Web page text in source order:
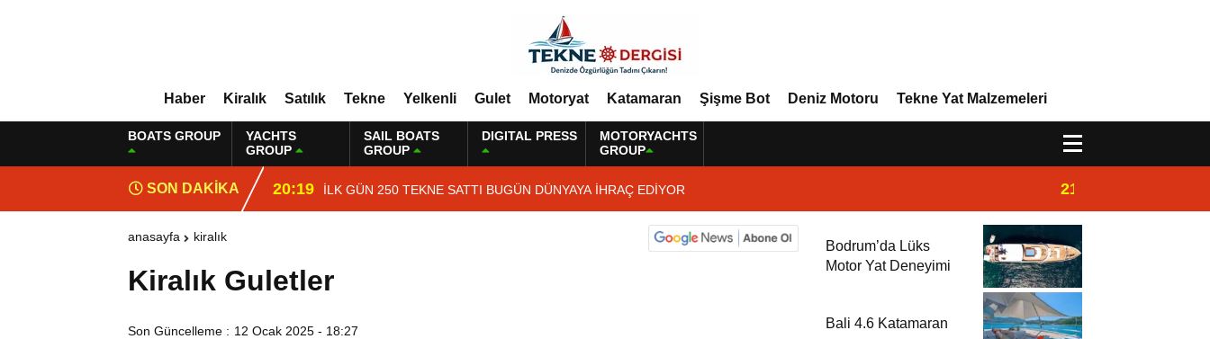
Haber Kiralık Satılık Tekne Yelkenli Gulet Motoryat Katamaran Şişme Bot Deniz Motoru Tekne Yat Malzemeleri
BOATS GROUP
YACHTS
GROUP
SAIL BOATS
GROUP
DIGITAL PRESS
MOTORYACHTS
GROUP
SON DAKİKA 20:19 İLK GÜN 250 TEKNE SATTI BUGÜN DÜNYAYA İHRAÇ EDİYOR 21:32
anasayfa kiralık
Kiralık Guletler
Son Güncelleme : 12 Ocak 2025 - 18:27
Bodrum’da Lüks
Motor Yat Deneyimi
Bali 4.6 Katamaran